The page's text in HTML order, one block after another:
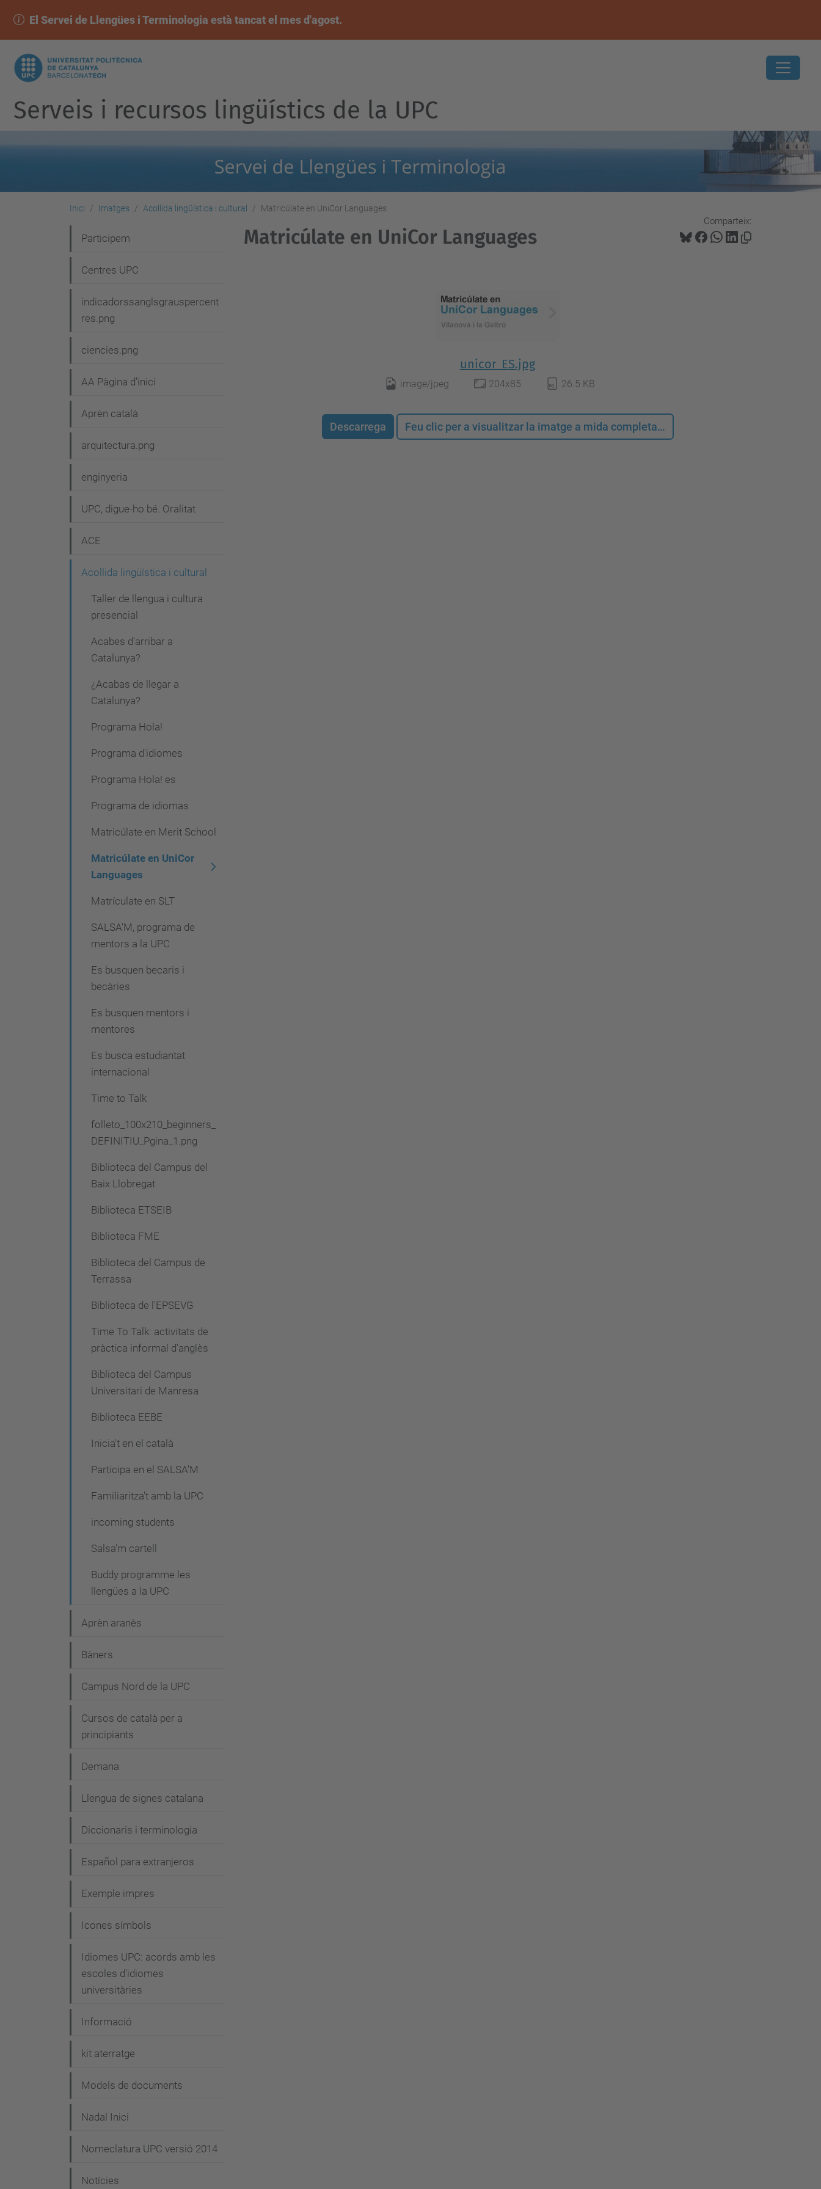
El Servei de Llengües i Terminologia està tancat el mes d'agost.
Serveis i recursos lingüístics de la UPC
Inici Imatges Acollida lingüística i cultural Matricúlate en UniCor Languages
Comparteix:
Matricúlate en UniCor Languages
unicor_ES.jpg
image/jpeg 204x85 26.5 KB
Descarrega Feu clic per a visualitzar la imatge a mida completa…
a
v
a
c
ó
Participem
Centres UPC
indicadorssanglsgrauspercent
res.png
ciencies.png
AA Pàgina d'inici
Aprèn català
arquitectura.png
enginyeria
UPC, digue-ho bé. Oralitat
ACE
Acollida lingüística i cultural
Taller de llengua i cultura
presencial
Acabes d'arribar a
Catalunya?
¿Acabas de llegar a
Catalunya?
Programa Hola!
Programa d'idiomes
Programa Hola! es
Programa de idiomas
Matricúlate en Merit School
Matricúlate en UniCor
Languages
Matrículate en SLT
SALSA'M, programa de
mentors a la UPC
Es busquen becaris i
becàries
Es busquen mentors i
mentores
Es busca estudiantat
internacional
Time to Talk
folleto_100x210_beginners_
DEFINITIU_Pgina_1.png
Biblioteca del Campus del
Baix Llobregat
Biblioteca ETSEIB
Biblioteca FME
Biblioteca del Campus de
Terrassa
Biblioteca de l'EPSEVG
Time To Talk: activitats de
pràctica informal d'anglès
Biblioteca del Campus
Universitari de Manresa
Biblioteca EEBE
Inicia't en el català
Participa en el SALSA'M
Familiaritza't amb la UPC
incoming students
Salsa'm cartell
Buddy programme les
llengües a la UPC
Aprèn aranès
Bàners
Campus Nord de la UPC
Cursos de català per a
principiants
Demana
Llengua de signes catalana
Diccionaris i terminologia
Español para extranjeros
Exemple impres
Icones símbols
Idiomes UPC: acords amb les
escoles d'idiomes
universitàries
Informació
kit aterratge
Models de documents
Nadal Inici
Nomeclatura UPC versió 2014
Notícies